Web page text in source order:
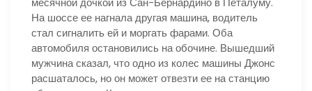
На шоссе ее нагнала другая машина, водитель
стал сигналить ей и моргать фарами. Оба
автомобиля остановились на обочине. Вышедший
мужчина сказал, что одно из колес машины Джонс
расшаталось, но он может отвезти ее на станцию